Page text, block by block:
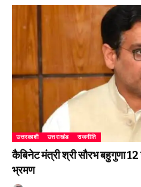
उत्तरकाशी उत्तराखंड राजनीति
कैबिनेट मंत्री श्री सौरभ बहुगुणा
भ्रमण